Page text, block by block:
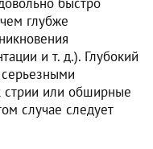
глубже
и т. д.). Глубокий
стрии или обширные
случае следует